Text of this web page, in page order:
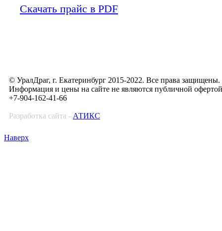
Скачать прайс в PDF
© УралДраг, г. Екатеринбург 2015-2022. Все права защищены.
Информация и цены на сайте не являются публичной офертой
+7-904-162-41-66
Разработка сайта - АТИКС
Наверх